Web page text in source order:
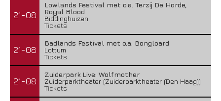
21-08
Lowlands Festival met o.a. Terzij De Horde,
Royal Blood
Biddinghuizen
Tickets
21-08
Badlands Festival met o.a. Bongloard
Lottum
Tickets
21-08
Zuiderpark Live: Wolfmother
Zuiderparktheater (Zuiderparktheater (Den Haag))
Tickets